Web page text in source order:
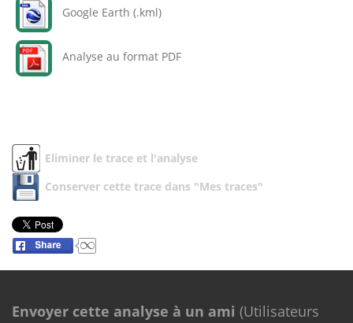
Google Earth (.kml)
Analyse au format PDF
Eliminer le trace et l'analyse
Conserver cette trace dans "Mes traces"
Envoyer cette analyse à un ami (Utilisateurs